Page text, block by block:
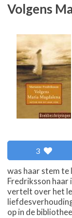
Volgens
3
was haar stem
Fredriksson haar
vertelt over het
op in de